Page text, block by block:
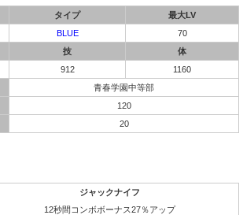
タイプ
最大LV
BLUE
70
技
体
912
1160
青春学園中等部
120
20
ジャックナイフ
12秒間コンボボーナス27％アップ